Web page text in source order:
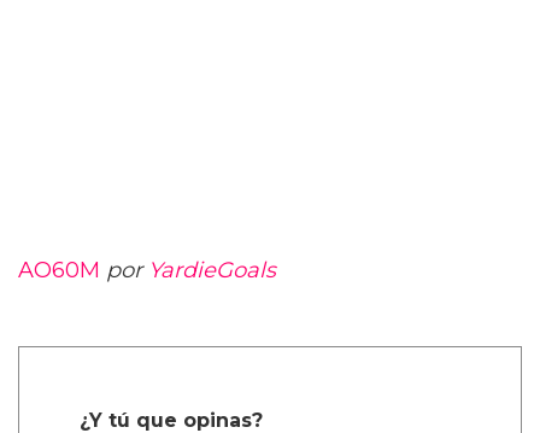
AO60M por YardieGoals
¿Y tú que opinas?